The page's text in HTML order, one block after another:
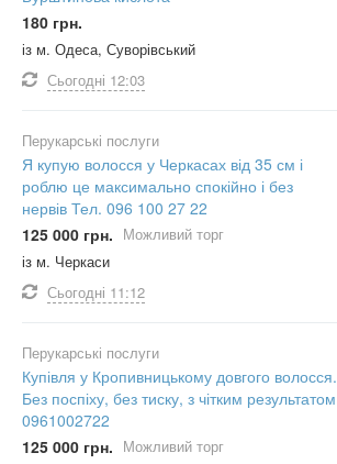
180 грн.
із м. Одеса, Суворівський
Сьогодні 12:03
Перукарські послуги
Я купую волосся у Черкасах від 35 см і
роблю це максимально спокійно і без
нервів Тел. 096 100 27 22
125 000 грн. Можливий торг
із м. Черкаси
Сьогодні 11:12
Перукарські послуги
Купівля у Кропивницькому довгого волосся.
Без поспіху, без тиску, з чітким результатом
0961002722
125 000 грн. Можливий торг